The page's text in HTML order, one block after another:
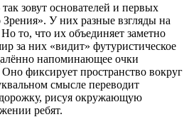
зовут основателей и первых
У них разные взгляды на
то, что их объединяет заметно
за них «видит» футуристическое
напоминающее очки
фиксирует пространство вокруг
смысле переводит
рисуя окружающую
ребят.